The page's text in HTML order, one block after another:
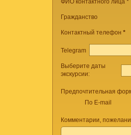
ФИО контактного лица *
Гражданство
Контактный телефон *
Telegram
Выберите даты
экскурсии:
Предпочтительная
По E-mail
Комментарии,